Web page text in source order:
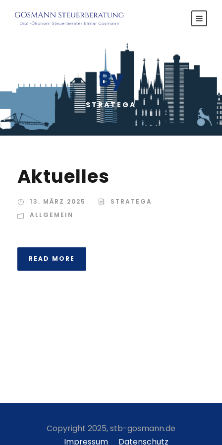
By
STRATEGA
Aktuelles
13. MÄRZ 2025
STRATEGA
ALLGEMEIN
READ MORE
Copyright 2025, stb-gosmann.de
Impressum
Datenschutz